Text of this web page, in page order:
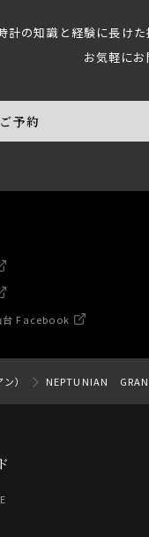
計の知識と経験に長け
お気軽にお
予約
台 Facebook
） NEPTUNIAN